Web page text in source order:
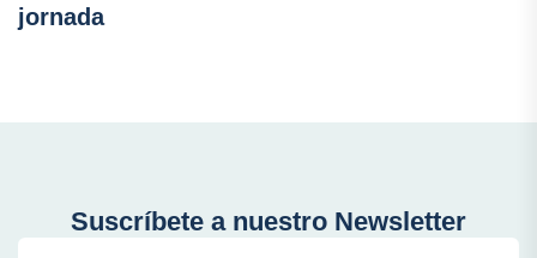
jornada
Suscríbete a nuestro Newsletter